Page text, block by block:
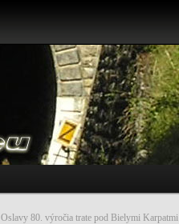
Oslavy 80. výročia trate pod Bielymi Karpatmi